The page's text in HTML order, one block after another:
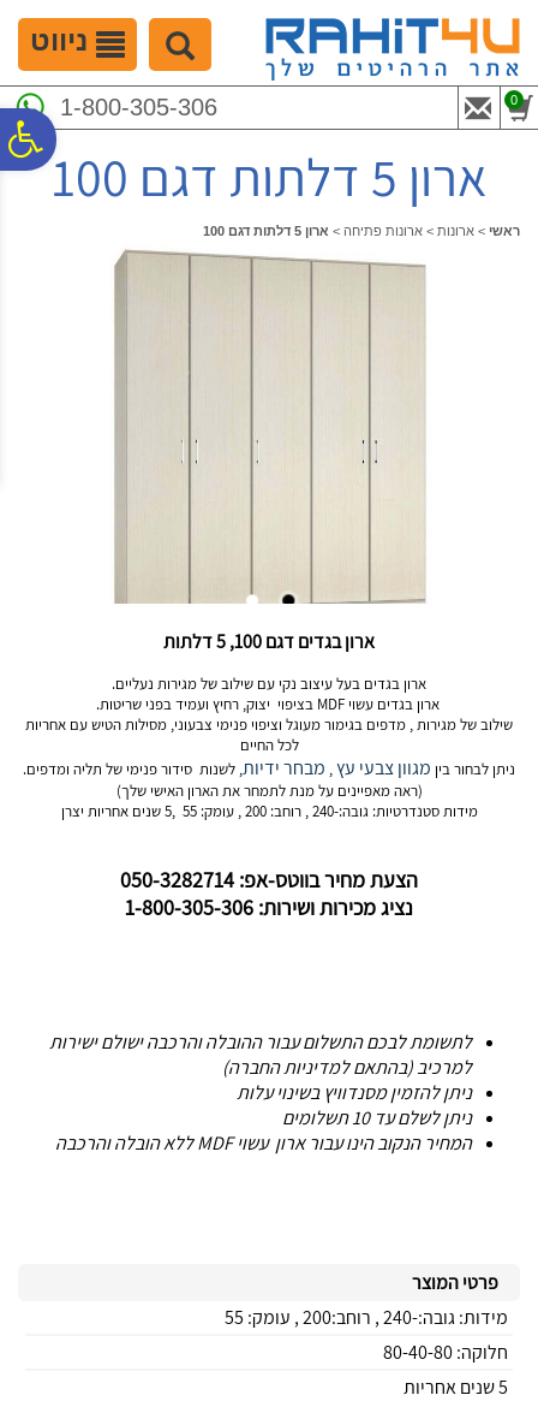
נגישות
המרכזי
ניווט
1-800-305-306 0
ארון 5 דלתות דגם 100
ראשי > ארונות > ארונות פתיחה > ארון 5 דלתות דגם 100
ארון בגדים דגם 100, 5 דלתות
ארון בגדים בעל עיצוב נקי עם שילוב של מגירות נעליים.
ארון בגדים עשוי MDF בציפוי יצוק, רחיץ ועמיד בפני שריטות.
שילוב של מגירות , מדפים בגימור מעוגל וציפוי פנימי צבעוני, מסילות הטיש עם אחריות
לכל החיים
ניתן לבחור בין מגוון צבעי עץ, מבחר ידיות, לשנות סידור פנימי של תליה ומדפים.
(ראה מאפיינים על מנת לתמחר את הארון האישי שלך)
מידות סטנדרטיות: גובה:-240 , רוחב: 200 , עומק: 55 ,5 שנים אחריות יצרן
הצעת מחיר בווטס-אפ: 050-3282714
נציג מכירות ושירות: 1-800-305-306
לתשומת לבכם התשלום עבור ההובלה והרכבה ישולם ישירות
למרכיב (בהתאם למדיניות החברה)
ניתן להזמין מסנדוויץ בשינוי עלות
ניתן לשלם עד 10 תשלומים
המחיר הנקוב הינו עבור ארון עשוי MDF ללא הובלה והרכבה
פרטי המוצר
מידות: גובה:-240 , רוחב:200 , עומק: 55
חלוקה: 80-40-80
5 שנים אחריות